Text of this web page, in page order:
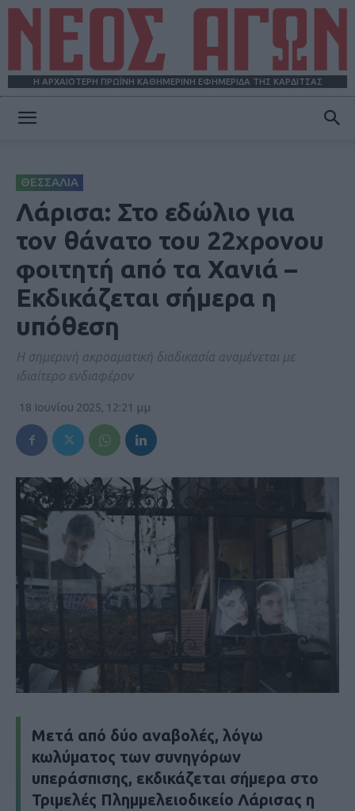
Η ΑΡΧΑΙΟΤΕΡΗ ΠΡΩΪΝΗ ΚΑΘΗΜΕΡΙΝΗ ΕΦΗΜΕΡΙΔΑ ΤΗΣ ΚΑΡΔΙΤΣΑΣ
ΘΕΣΣΑΛΙΑ
Λάρισα: Στο εδώλιο για
τον θάνατο του 22χρονου
φοιτητή από τα Χανιά –
Εκδικάζεται σήμερα η
υπόθεση
Η σημερινή ακροαματική διαδικασία αναμένεται με
ιδιαίτερο ενδιαφέρον
18 Ιουνίου 2025, 12:21 μμ
Μετά από δύο αναβολές, λόγω
κωλύματος των συνηγόρων
υπεράσπισης, εκδικάζεται σήμερα στο
Τριμελές Πλημμελειοδικείο Λάρισας η